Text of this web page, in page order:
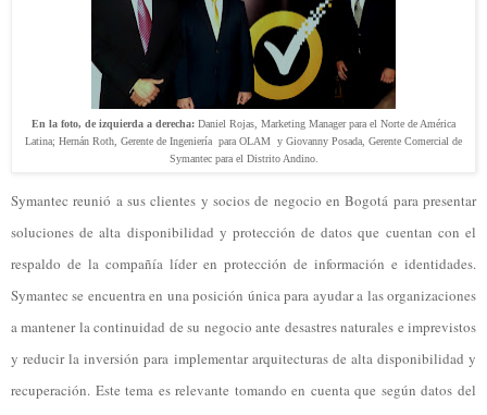
En la foto, de izquierda a derecha: Daniel Rojas, Marketing Manager para el Norte de América
Latina; Hernán Roth, Gerente de Ingeniería para OLAM y Giovanny Posada, Gerente Comercial de
Symantec para el Distrito Andino.
Symantec reunió a sus clientes y socios de negocio en Bogotá para presentar
soluciones de alta disponibilidad y protección de datos que cuentan con el
respaldo de la compañía líder en protección de información e identidades.
Symantec se encuentra en una posición única para ayudar a las organizaciones
a mantener la continuidad de su negocio ante desastres naturales e imprevistos
y reducir la inversión para implementar arquitecturas de alta disponibilidad y
recuperación. Este tema es relevante tomando en cuenta que según datos del